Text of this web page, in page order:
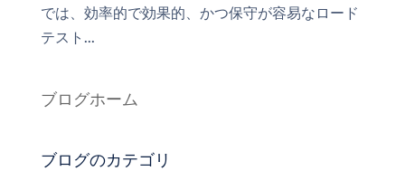
では、効率的で効果的、かつ保守が容易なロード
テスト...
ブログホーム
ブログのカテゴリ